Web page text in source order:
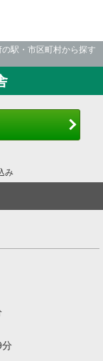
の駅・市区町村から探す
み
分